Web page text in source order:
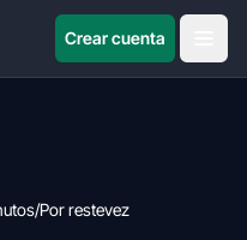
Crear cuenta
/Por restevez